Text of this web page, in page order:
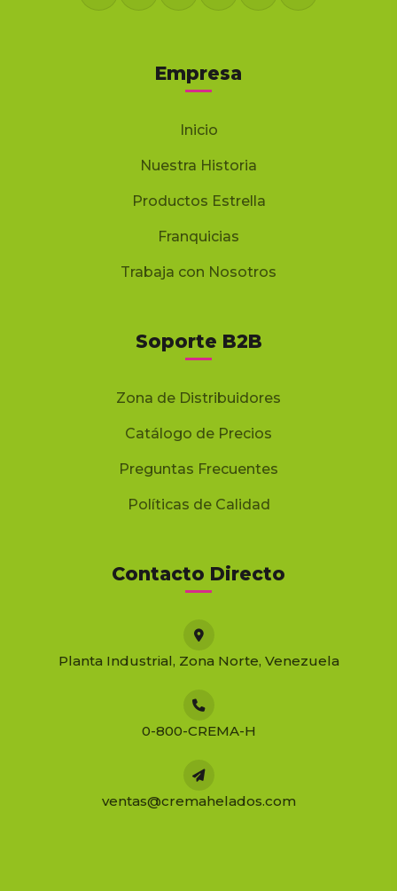
Empresa
Inicio
Nuestra Historia
Productos Estrella
Franquicias
Trabaja con Nosotros
Soporte B2B
Zona de Distribuidores
Catálogo de Precios
Preguntas Frecuentes
Políticas de Calidad
Contacto Directo
Planta Industrial, Zona Norte, Venezuela
0-800-CREMA-H
ventas@cremahelados.com